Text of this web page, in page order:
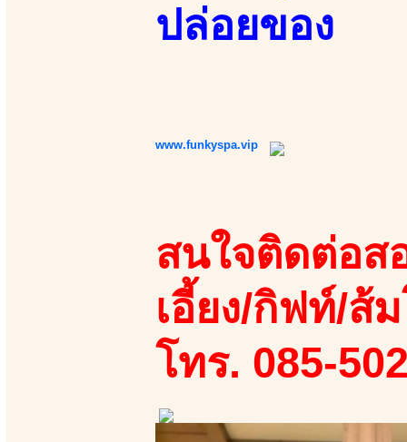
ปล่อยของ
www.funkyspa.vip
สนใจติดต่อส
เอี้ยง/กิฟท์/ส้
โทร. 085-